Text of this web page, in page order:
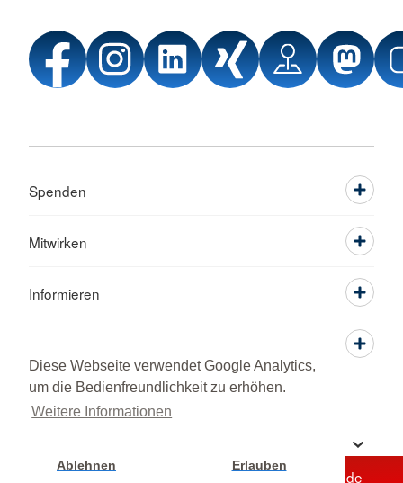
Diese Webseite verwendet Google Analytics,
um die Bedienfreundlichkeit zu erhöhen.
Weitere Informationen
Ablehnen Erlauben
Unterstützen Sie jetzt ein Hilfsprojekt mit Ihrer Spende
Spenden
Mitwirken
Informieren